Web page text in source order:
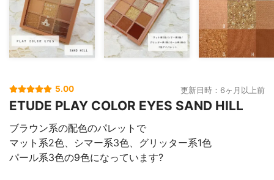
5.00 更新日時：6ヶ月以上前
ETUDE PLAY COLOR EYES SAND HILL
ブラウン系の配色のパレットで
マット系2色、シマー系3色、グリッター系1色
パール系3色の9色になっています?